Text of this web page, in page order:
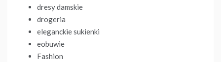
dresy damskie
drogeria
eleganckie sukienki
eobuwie
Fashion